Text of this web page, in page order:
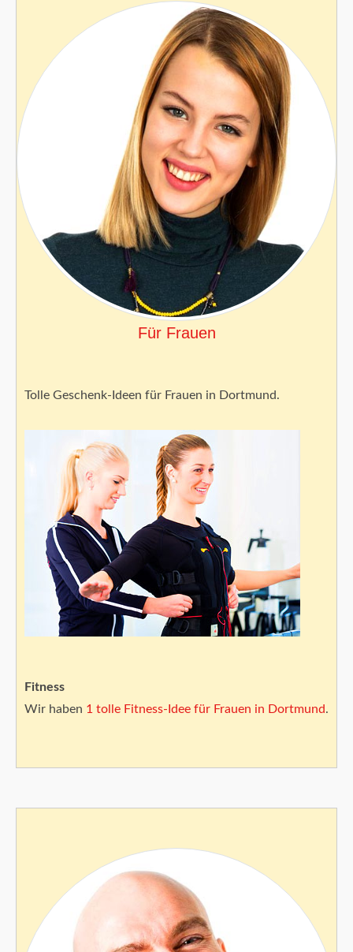
Für Frauen
Tolle Geschenk-Ideen für Frauen in Dortmund.
Fitness
Wir haben 1 tolle Fitness-Idee für Frauen in Dortmund.